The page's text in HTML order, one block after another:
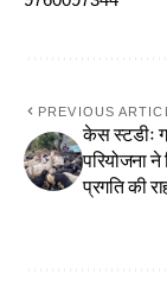
PREVIOUS
केस स्टडीः
परियोजना
प्रगति की